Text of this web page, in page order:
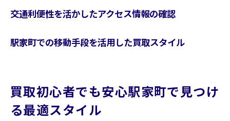
交通利便性を活かしたアクセス情報の確認
駅家町での移動手段を活用した買取スタイル
買取初心者でも安心駅家町で見つけ
る最適スタイル